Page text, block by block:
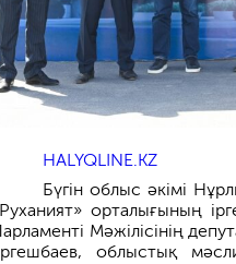
HALYQLINE.KZ
Бүгін облыс әкімі
орталығының
Мәжілісінің
облыстық